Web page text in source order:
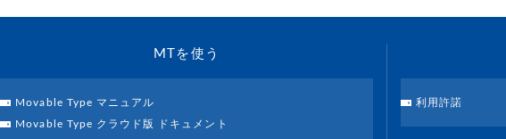
MTを使う
Movable Type マニュアル
Movable Type クラウド版 ドキュメント
利用許諾